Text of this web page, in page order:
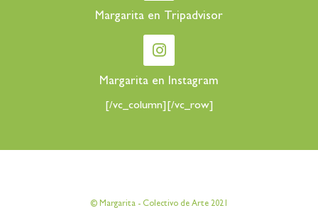
Margarita en Tripadvisor
Margarita en Instagram
[/vc_column][/vc_row]
© Margarita - Colectivo de Arte 2021